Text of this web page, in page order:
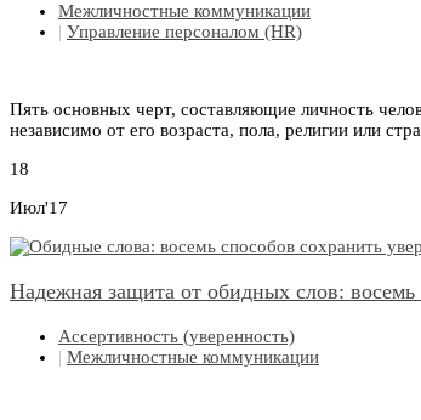
Межличностные коммуникации
| Управление персоналом (HR)
Пять основных черт, составляющие личность
независимо от его возраста, пола, религии или
18
Июл'17
Надежная защита от обидных слов: восемь
Ассертивность (уверенность)
| Межличностные коммуникации